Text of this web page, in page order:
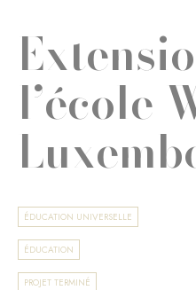
l’école
ÉDUCATION UNIVERSELLE
ÉDUCATION
PROJET TERMINÉ